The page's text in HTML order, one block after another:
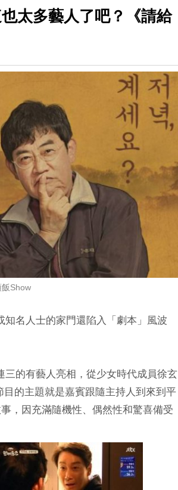
太多藝人了吧？《請給
Show
知名人士的家門還陷入「劇本」風波
的有藝人亮相，從少女時代成員徐玄
的主題就是嘉賓跟隨主持人到來到平
，因充滿隨機性、偶然性和驚喜備受